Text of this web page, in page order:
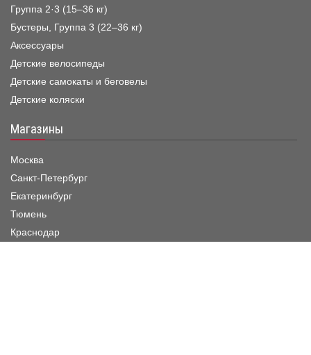
Группа 2·3 (15–36 кг)
Бустеры, Группа 3 (22–36 кг)
Аксессуары
Детские велосипеды
Детские самокаты и беговелы
Детские коляски
Магазины
Москва
Санкт-Петербург
Екатеринбург
Тюмень
Краснодар